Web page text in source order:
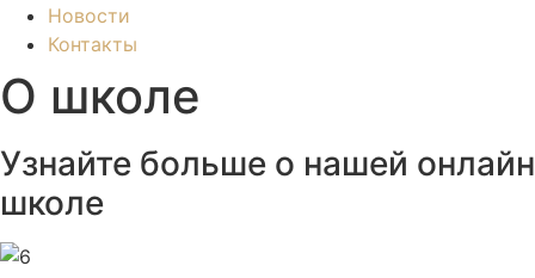
Новости
Контакты
О школе
Узнайте больше о нашей онлайн
школе